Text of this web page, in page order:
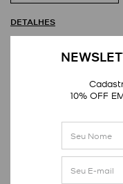
10% OFF
DETALHES
Avaliações
Este